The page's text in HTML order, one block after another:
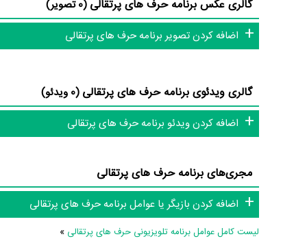
عوامل برنامه حرف های پرتقالی
در مجموع بیش از 1 نفر در تولید برنامه حرف های پرتقالی نقش داشته‌اند و هر یک از آنها در
اطلاعات برنامه حرف های پرتقالی
تاکنون در بخش‌های گالری عکس و پوستر برنامه حرف های
نیستیم؛ باید به‌کمک علاقمندان فیلم، سریال و تئاتر، این
گالری عکس برنامه حرف های پرتقالی (0 تصویر)
اضافه کردن تصویر برنامه حرف های پرتقالی
گالری ویدئوی برنامه حرف های پرتقالی (0 ویدئو)
اضافه کردن ویدئو برنامه حرف های پرتقالی
مجری‌های برنامه حرف های پرتقالی
اضافه کردن بازیگر یا عوامل برنامه حرف های پرتقالی
لیست کامل عوامل برنامه تلویزیونی حرف های پرتقالی »